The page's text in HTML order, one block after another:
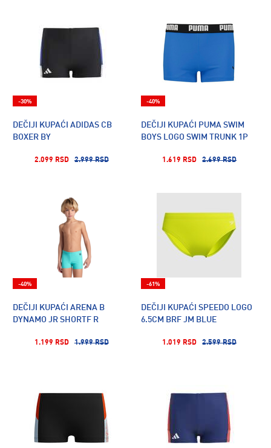
DEČIJI KUPAĆI ADIDAS CB
BOXER BY
2.099 RSD 2.999 RSD
-30%
DEČIJI KUPAĆI PUMA SWIM
BOYS LOGO SWIM TRUNK 1P
1.619 RSD 2.699 RSD
-40%
DEČIJI KUPAĆI ARENA B
DYNAMO JR SHORTF R
1.199 RSD 1.999 RSD
-40%
DEČIJI KUPAĆI SPEEDO LOGO
6.5CM BRF JM BLUE
1.019 RSD 2.599 RSD
-61%